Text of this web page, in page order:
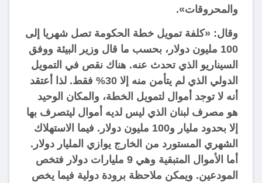
والمحروقات».
وقال: «كلفة تمويل خطة الحكومة تصل شهريا إلى
100 مليون دولار، بحسب ما قال وزير البيئة ووفق
السيناريو الذي تحدث عنه. هناك نقص في التمويل
الدولي الذي لم يتأمن منه إلا 30% فقط. لذا أعتقد
أنه لا توجد أموال لتمويل الخطة، والمكان الوحيد
هو مصرف لبنان الذي ليس لديه أموال ليتصرف بها
إلا بحدود مليار و100 مليون دولار. فيما الاستهلاك
الشهري المستورد من الخارج يوازي المليار دولار.
أما الأموال المتبقية وهي 9 مليارات دولار فتخص
المودعين. ويمكن ملاحظة برودة دولية فيما يخص